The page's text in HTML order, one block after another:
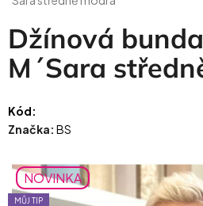
Džínová
M´Sara
Kód:
Značka: BS
NOVINKA
MŮJ TIP